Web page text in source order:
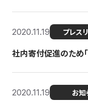
2020.11.19 プレス
社内寄付促進のため
2020.11.19 お知